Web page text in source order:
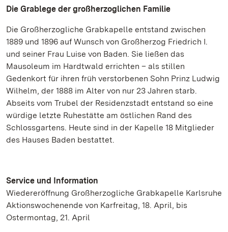
Die Grablege der großherzoglichen Familie
Die Großherzogliche Grabkapelle entstand zwischen
1889 und 1896 auf Wunsch von Großherzog Friedrich I.
und seiner Frau Luise von Baden. Sie ließen das
Mausoleum im Hardtwald errichten – als stillen
Gedenkort für ihren früh verstorbenen Sohn Prinz Ludwig
Wilhelm, der 1888 im Alter von nur 23 Jahren starb.
Abseits vom Trubel der Residenzstadt entstand so eine
würdige letzte Ruhestätte am östlichen Rand des
Schlossgartens. Heute sind in der Kapelle 18 Mitglieder
des Hauses Baden bestattet.
Service und Information
Wiedereröffnung Großherzogliche Grabkapelle Karlsruhe
Aktionswochenende von Karfreitag, 18. April, bis
Ostermontag, 21. April